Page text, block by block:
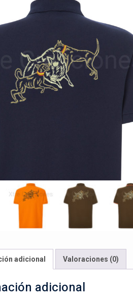
adicional Valoraciones (0)
adicional